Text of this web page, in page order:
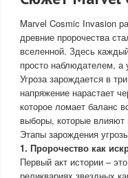
Marvel Cosmic Invasion
древние пророчества
вселенной. Здесь
просто наблюдателем, а
Угроза зарождается в
напряжение нарастает
которое ломает баланс
выборы, которые влияют
Этапы зарождения
1. Пророчество как
Первый акт истории –